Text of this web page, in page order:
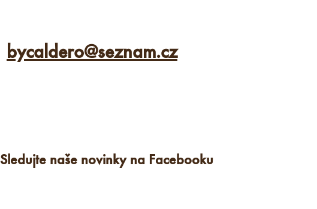
bycaldero@seznam.cz
Sledujte naše novinky na Facebooku